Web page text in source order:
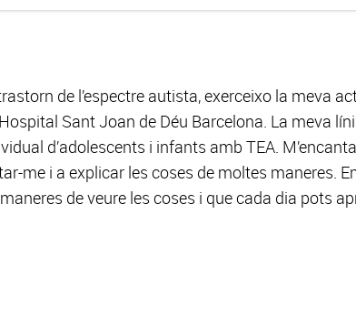
de l’espectre autista, exerceixo la meva
Sant Joan de Déu Barcelona. La meva
d’adolescents i infants amb TEA.
me i a explicar les coses de moltes maneres.
de veure les coses i que cada dia pots